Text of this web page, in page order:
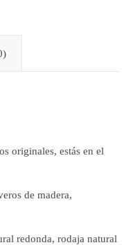
originales, estás en el
de madera,
redonda, rodaja natural